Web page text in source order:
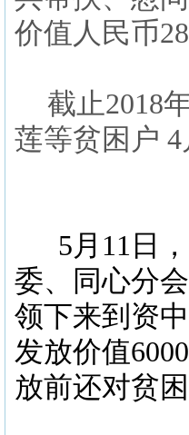
价值人民币
截止2018
莲等贫困户 4
5月 11 日
委、同心分
领下来到资
发放价值6000
放前还对贫